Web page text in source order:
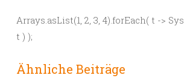
Arrays.asList(1, 2, 3, 4).forEach( t ->
t ) );
Ähnliche Beiträge